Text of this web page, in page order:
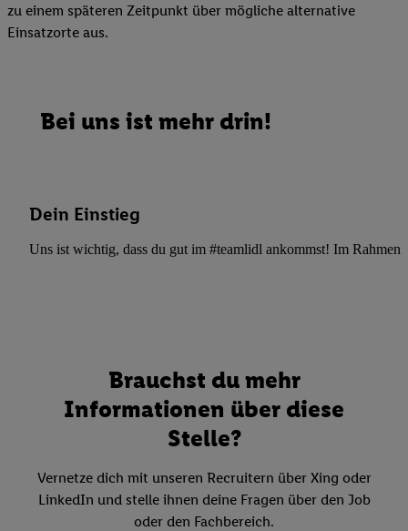
zu einem späteren Zeitpunkt über mögliche alternative
Einsatzorte aus.
Bei uns ist mehr drin!
Dein Einstieg
Uns ist wichtig, dass du gut im #teamlidl ankommst! Im Rahmen
Brauchst du mehr
Informationen über diese
Stelle?
Vernetze dich mit unseren Recruitern über Xing oder
LinkedIn und stelle ihnen deine Fragen über den Job
oder den Fachbereich.